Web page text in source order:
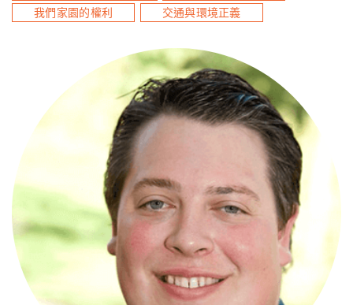
我們家園的權利
交通與環境正義